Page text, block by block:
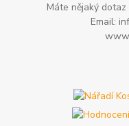
Máte nějaký
Email: